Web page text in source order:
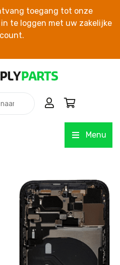
toegang tot onze
te loggen met uw zakelijke
Menu